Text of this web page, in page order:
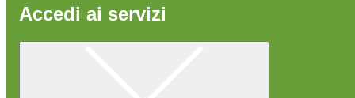
Accedi ai servizi